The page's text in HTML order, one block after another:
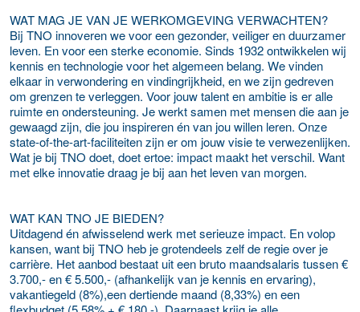
WAT MAG JE VAN JE WERKOMGEVING VERWACHTEN?
Bij TNO innoveren we voor een gezonder, veiliger en duurzamer
leven. En voor een sterke economie. Sinds 1932 ontwikkelen wij
kennis en technologie voor het algemeen belang. We vinden
elkaar in verwondering en vindingrijkheid, en we zijn gedreven
om grenzen te verleggen. Voor jouw talent en ambitie is er alle
ruimte en ondersteuning. Je werkt samen met mensen die aan je
gewaagd zijn, die jou inspireren én van jou willen leren. Onze
state-of-the-art-faciliteiten zijn er om jouw visie te verwezenlijken.
Wat je bij TNO doet, doet ertoe: impact maakt het verschil. Want
met elke innovatie draag je bij aan het leven van morgen.
WAT KAN TNO JE BIEDEN?
Uitdagend én afwisselend werk met serieuze impact. En volop
kansen, want bij TNO heb je grotendeels zelf de regie over je
carrière. Het aanbod bestaat uit een bruto maandsalaris tussen €
3.700,- en € 5.500,- (afhankelijk van je kennis en ervaring),
vakantiegeld (8%),een dertiende maand (8,33%) en een